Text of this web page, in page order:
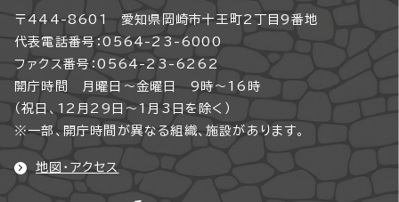
〒444-8601 愛知県岡崎市十王町2丁目9番地
代表電話番号：0564-23-6000
ファクス番号：0564-23-6262
開庁時間 月曜日～金曜日 9時～16時
（祝日、12月29日～1月3日を除く）
※一部、開庁時間が異なる組織、施設があります。
地図・アクセス